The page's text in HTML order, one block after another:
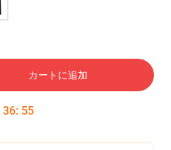
カートに追加
36: 54